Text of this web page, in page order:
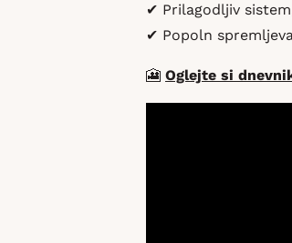
✔ Prilagodljiv
✔ Popoln
🎦 Oglejte si